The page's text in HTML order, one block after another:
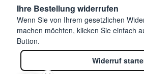
Ihre Bestellung widerrufen
Wenn Sie von Ihrem gesetzlichen
machen möchten, klicken Sie einfach
Button.
Widerruf